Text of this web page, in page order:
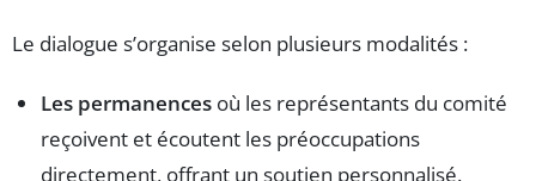
Le dialogue s’organise selon plusieurs modalités :
Les permanences où les représentants du comité
reçoivent et écoutent les préoccupations
directement, offrant un soutien personnalisé.